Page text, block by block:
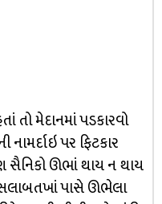
તો મેદાનમાં પડકારવો
પર ફિટકાર
સૈનિકો ઊભાં થાય ન થાય
સલાબતખાં પાસે ઊભેલા